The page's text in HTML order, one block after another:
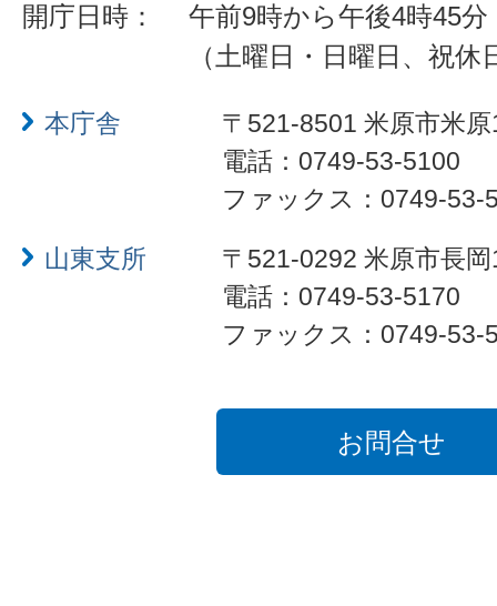
開庁日時：
午前9時から午後4時45分
（土曜日・日曜日、祝
本庁舎
〒521-8501 米原市米
電話：0749-53-5100
ファックス：0749-53-
山東支所
〒521-0292 米原市長
電話：0749-53-5170
ファックス：0749-53-
お問合せ